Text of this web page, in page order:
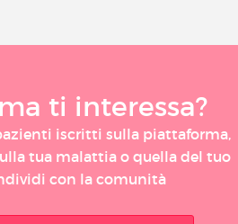
ti interessa?
iscritti sulla piattaforma,
tua malattia o quella del tuo
con la comunità